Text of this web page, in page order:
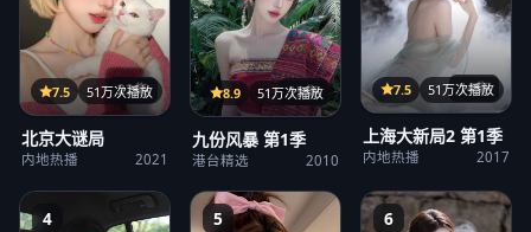
22集
7.5 51万次播放
北京大谜局
内地热播 2021
15集
8.9 51万次播放
九份风暴 第1季
港台精选 2010
14集
7.5 51万次播放
上海大新局2 第1季
内地热播 2017
4 5 6